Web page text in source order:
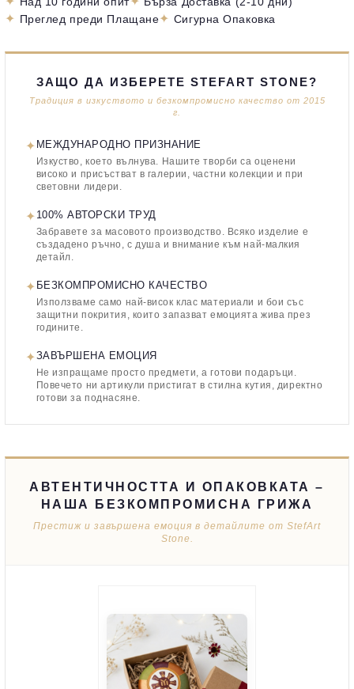
✦ Преглед преди Плащане✦ Сигурна Опаковка
ЗАЩО ДА ИЗБЕРЕТЕ STEFART STONE?
Традиция в изкуството и безкомпромисно качество от 2015
г.
✦ МЕЖДУНАРОДНО ПРИЗНАНИЕ
Изкуство, което вълнува. Нашите творби са оценени
високо и присъстват в галерии, частни колекции и при
световни лидери.
✦ 100% АВТОРСКИ ТРУД
Забравете за масовото производство. Всяко изделие е
създадено ръчно, с душа и внимание към най-малкия
детайл.
✦ БЕЗКОМПРОМИСНО КАЧЕСТВО
Използваме само най-висок клас материали и бои със
защитни покрития, които запазват емоцията жива през
годините.
✦ЗАВЪРШЕНА ЕМОЦИЯ
Не изпращаме просто предмети, а готови подаръци.
Повечето ни артикули пристигат в стилна кутия, директно
готови за поднасяне.
АВТЕНТИЧНОСТТА И ОПАКОВКАТА –
НАША БЕЗКОМПРОМИСНА ГРИЖА
Престиж и завършена емоция в детайлите от StefArt
Stone.